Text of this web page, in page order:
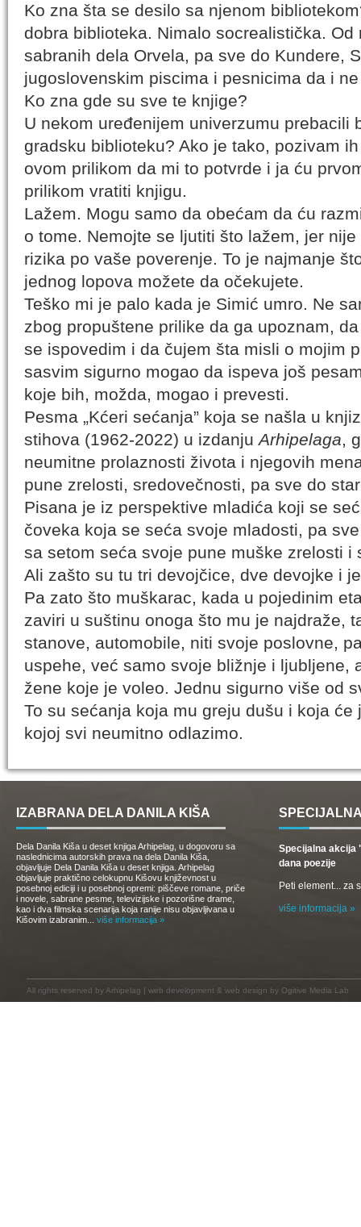
Ko zna šta se desilo sa njenom
dobra biblioteka. Nimalo socrealistička.
sabranih dela Orvela, pa sve do Kundere,
jugoslovenskim piscima i pesnicima da i
Ko zna gde su sve te knjige?
U nekom uređenijem univerzumu prebacili
gradsku biblioteku? Ako je tako, pozivam ih
ovom prilikom da mi to potvrde i ja ću
prilikom vratiti knjigu.
Lažem. Mogu samo da obećam da ću
o tome. Nemojte se ljutiti što lažem, jer nije
rizika po vaše poverenje. To je najmanje
jednog lopova možete da očekujete.
Teško mi je palo kada je Simić umro. Ne
zbog propuštene prilike da ga upoznam,
se ispovedim i da čujem šta misli o mojim
sasvim sigurno mogao da ispeva još
koje bih, možda, mogao i prevesti.
Pesma „Kćeri sećanja” koja se našla u
stihova (1962-2022) u izdanjuArhipelaga,
neumitne prolaznosti života i njegovih
pune zrelosti, sredovečnosti, pa sve do
Pisana je iz perspektive mladića koji se
čoveka koja se seća svoje mladosti, pa
sa setom seća svoje pune muške zrelosti i
Ali zašto su tu tri devojčice, dve devojke i
Pa zato što muškarac, kada u pojedinim
zaviri u suštinu onoga što mu je najdraže,
stanove, automobile, niti svoje poslovne,
uspehe, već samo svoje bližnje i ljubljene,
žene koje je voleo. Jednu sigurno više od
To su sećanja koja mu greju dušu i koja
kojoj svi neumitno odlazimo.
IZABRANA DELA DANILA KIŠA
Dela Danila Kiša u deset knjiga Arhipelag, u dogovoru sa
naslednicima autorskih prava na dela Danila Kiša,
objavljuje Dela Danila Kiša u deset knjiga. Arhipelag
objavljuje praktično celokupnu Kišovu književnost u
posebnoj ediciji i u posebnoj opremi: piščeve romane, priče
i novele, sabrane pesme, televizijske i pozorišne drame,
kao i dva filmska scenarija koja ranije nisu objavljivana u
Kišovim izabranim... više informacija »
Specijalna akcija
dana poezije
Peti element... za
više informacija »
All rights reserved by Arhipelag | web development & web design by Ogitive Media Lab